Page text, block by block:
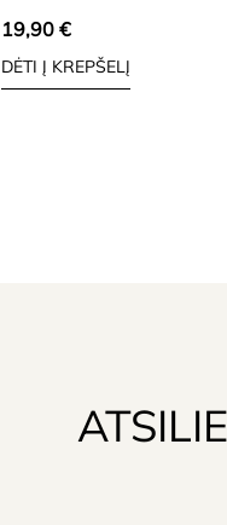
19,90 €
DĖTI Į KREPŠELĮ